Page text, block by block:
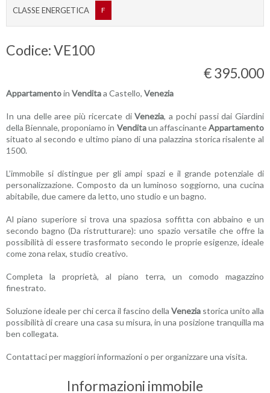
CLASSE ENERGETICA F
Codice: VE100
€ 395.000
Appartamentoin Venditaa Castello, Venezia
In una delle aree più ricercate diVenezia, a pochi passi dai Giardini
della Biennale, proponiamo in Venditaun affascinanteAppartamento
situato al secondo e ultimo piano di una palazzina storica risalente al
1500.
L’immobile si distingue per gli ampi spazi e il grande potenziale di
personalizzazione. Composto da un luminoso soggiorno, una cucina
abitabile, due camere da letto, uno studio e un bagno.
Al piano superiore si trova una spaziosa soffitta con abbaino e un
secondo bagno (Da ristrutturare): uno spazio versatile che offre la
possibilità di essere trasformato secondo le proprie esigenze, ideale
come zona relax, studio creativo.
Completa la proprietà, al piano terra, un comodo magazzino
finestrato.
Soluzione ideale per chi cerca il fascino della Venezia storica unito alla
possibilità di creare una casa su misura, in una posizione tranquilla ma
ben collegata.
Contattaci per maggiori informazioni o per organizzare una visita.
Informazioni immobile